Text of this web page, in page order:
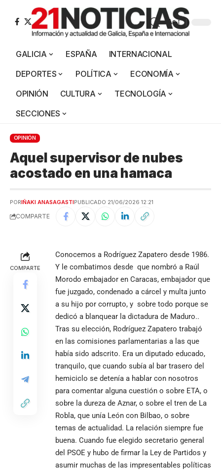
Aa
GALICIA ESPAÑA
INTERNACIONAL
DEPORTES
POLÍTICA
ECONOMÍA
OPINIÓN
CULTURA
TECNOLOGÍA
SECCIONES
OPINIÓN
Aquel supervisor de nubes
acostado en una hamaca
PORIÑAKI ANASAGASTIPUBLICADO 21/06/2026 12:21
COMPARTE
COMPARTE
Conocemos a Rodríguez Zapatero desde 1986.
Y le combatimos desde que nombró a Raúl
Morodo embajador en Caracas, embajador que
fue juzgado, condenado a cárcel y multa junto
a su hijo por corrupto, y sobre todo porque se
dedicó a blanquear la dictadura de Maduro..
Tras su elección, Rodríguez Zapatero trabajó
en las comisiones parlamentarias a las que
había sido adscrito. Era un diputado educado,
tranquilo, que cuando subía al bar trasero del
hemiciclo se detenía a hablar con nosotros
para comentar alguna cuestión o sobre ETA, o
sobre la dureza de Aznar, o sobre el tren de La
Robla, que unía León con Bilbao, o sobre
temas de actualidad. La relación siempre fue
buena. Cuando fue elegido secretario general
del PSOE y hubo de firmar la Ley de Partidos y
asumir muchas de las impresentables políticas